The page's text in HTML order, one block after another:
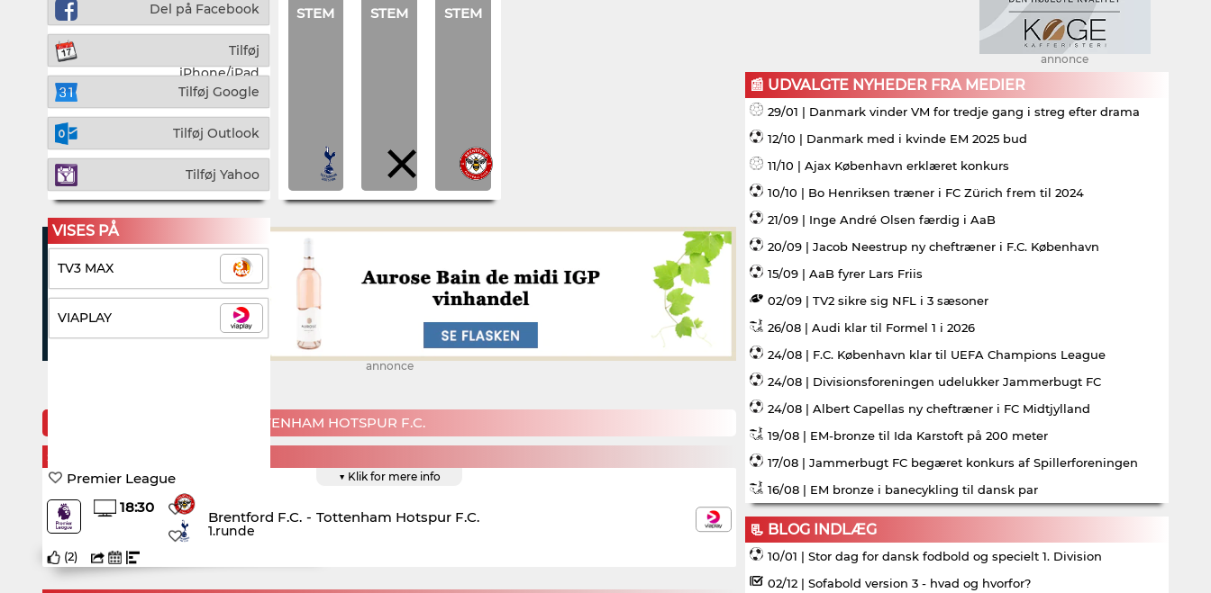
Del på Facebook
Tilføj
iPhone/iPad
Tilføj Google
Tilføj Outlook
Tilføj Yahoo
STEM STEM STEM
VISES PÅ
TV3 MAX
VIAPLAY
annonce
KOMMENDE KAMPE FOR TOTTENHAM HOTSPUR F.C.
SATURDAY, 22. AUGUST
▼ Klik for mere info
Premier League
18:30
Brentford F.C. - Tottenham Hotspur F.C.
1.runde
(2)
annonce
📰 UDVALGTE NYHEDER FRA MEDIER
29/01 | Danmark vinder VM for tredje gang i streg efter drama
12/10 | Danmark med i kvinde EM 2025 bud
11/10 | Ajax København erklæret konkurs
10/10 | Bo Henriksen træner i FC Zürich frem til 2024
21/09 | Inge André Olsen færdig i AaB
20/09 | Jacob Neestrup ny cheftræner i F.C. København
15/09 | AaB fyrer Lars Friis
02/09 | TV2 sikre sig NFL i 3 sæsoner
26/08 | Audi klar til Formel 1 i 2026
24/08 | F.C. København klar til UEFA Champions League
24/08 | Divisionsforeningen udelukker Jammerbugt FC
24/08 | Albert Capellas ny cheftræner i FC Midtjylland
19/08 | EM-bronze til Ida Karstoft på 200 meter
17/08 | Jammerbugt FC begæret konkurs af Spillerforeningen
16/08 | EM bronze i banecykling til dansk par
📃 BLOG INDLÆG
10/01 | Stor dag for dansk fodbold og specielt 1. Division
02/12 | Sofabold version 3 - hvad og hvorfor?